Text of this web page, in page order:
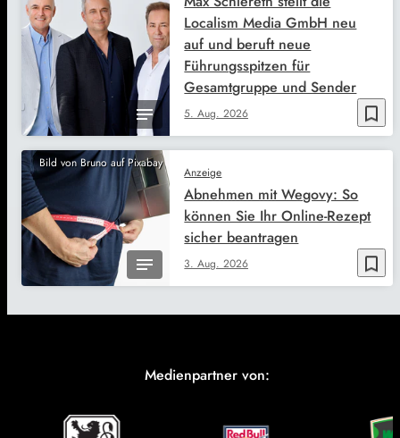
bookmark_border
5. Aug. 2026
Localism Media GmbH neu
auf und beruft neue
Führungsspitzen für
Gesamtgruppe und Sender
Bild von Bruno auf Pixabay
bookmark_border
Anzeige
3. Aug. 2026
Abnehmen mit Wegovy: So
können Sie Ihr Online-Rezept
sicher beantragen
Medienpartner von: